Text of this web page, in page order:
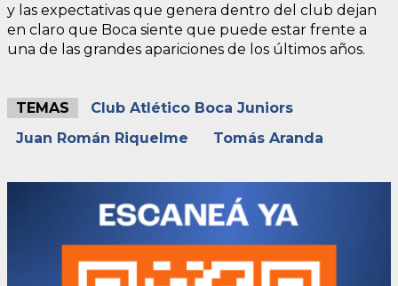
y las expectativas que genera dentro del club dejan
en claro que Boca siente que puede estar frente a
una de las grandes apariciones de los últimos años.
TEMAS
Club Atlético Boca Juniors
Juan Román Riquelme
Tomás Aranda